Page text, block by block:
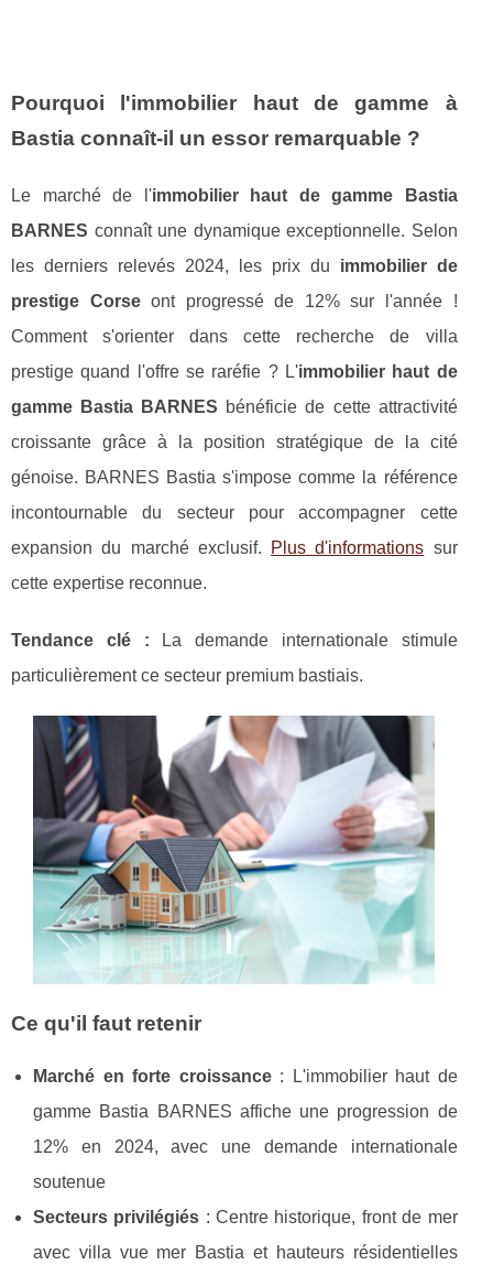
Pourquoi l'immobilier haut de gamme à
Bastia connaît-il un essor remarquable ?
Le marché de l'immobilier haut de gamme Bastia
BARNES connaît une dynamique exceptionnelle. Selon
les derniers relevés 2024, les prix du immobilier de
prestige Corseont progressé de 12% sur l'année !
Comment s'orienter dans cette recherche de villa
prestige quand l'offre se raréfie ? L'immobilier haut de
gamme Bastia BARNES bénéficie de cette attractivité
croissante grâce à la position stratégique de la cité
génoise. BARNES Bastia s'impose comme la référence
incontournable du secteur pour accompagner cette
expansion du marché exclusif.
Plus d'informations sur
cette expertise reconnue.
Tendance clé : La demande internationale stimule
particulièrement ce secteur premium bastiais.
Ce qu'il faut retenir
Marché en forte croissance: L'immobilier haut de
gamme Bastia BARNES affiche une progression de
12% en 2024, avec une demande internationale
soutenue
Secteurs privilégiés : Centre historique, front de mer
avec villa vue mer Bastia et hauteurs résidentielles